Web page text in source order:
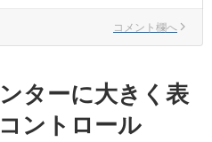
コメント欄へ
ターに大きく表
ントロール